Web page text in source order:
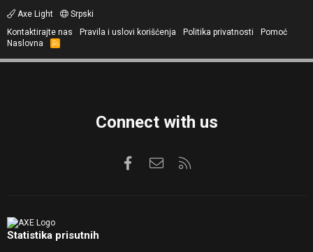
Axe Light
Srpski
Kontaktirajte nas
Pravila i uslovi korišćenja Politika privatnosti
Pomoć
Naslovna
R
S
Connect with us
FacebookKontaktirajte nas
Statistika prisutnih